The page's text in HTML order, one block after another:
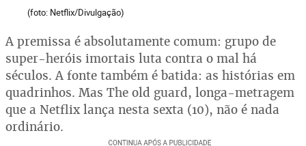
(foto: Netflix/Divulgação)
A premissa é absolutamente comum: grupo de
super-heróis imortais luta contra o mal há
séculos. A fonte também é batida: as histórias em
quadrinhos. Mas The old guard, longa-metragem
que a Netflix lança nesta sexta (10), não é nada
ordinário.